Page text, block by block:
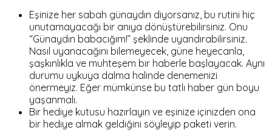
Eşinize her sabah günaydın diyorsanız, bu rutini hiç
unutamayacağı bir anıya dönüştürebilirsiniz. Onu
“Günaydın babacığım!” şeklinde uyandırabilirsiniz.
Nasıl uyanacağını bilemeyecek, güne heyecanla,
şaşkınlıkla ve muhteşem bir haberle başlayacak. Aynı
durumu uykuya dalma halinde denemenizi
önermeyiz. Eğer mümkünse bu tatlı haber gün boyu
yaşanmalı.
Bir hediye kutusu hazırlayın ve eşinize içinizden ona
bir hediye almak geldiğini söyleyip paketi verin.